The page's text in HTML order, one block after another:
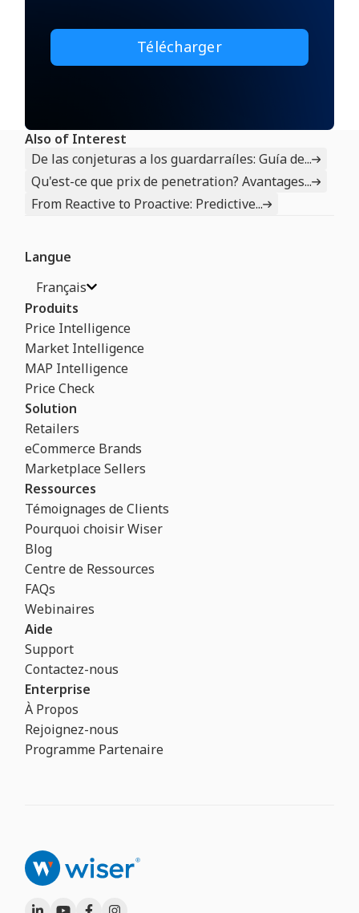
Also of Interest
De las conjeturas a los guardarraíles: Guía de...
Qu'est-ce que prix de penetration? Avantages...
From Reactive to Proactive: Predictive...
Langue
Français
Produits
Price Intelligence
Market Intelligence
MAP Intelligence
Price Check
Solution
Retailers
eCommerce Brands
Marketplace Sellers
Ressources
Témoignages de Clients
Pourquoi choisir Wiser
Blog
Centre de Ressources
FAQs
Webinaires
Aide
Support
Contactez-nous
Enterprise
À Propos
Rejoignez-nous
Programme Partenaire